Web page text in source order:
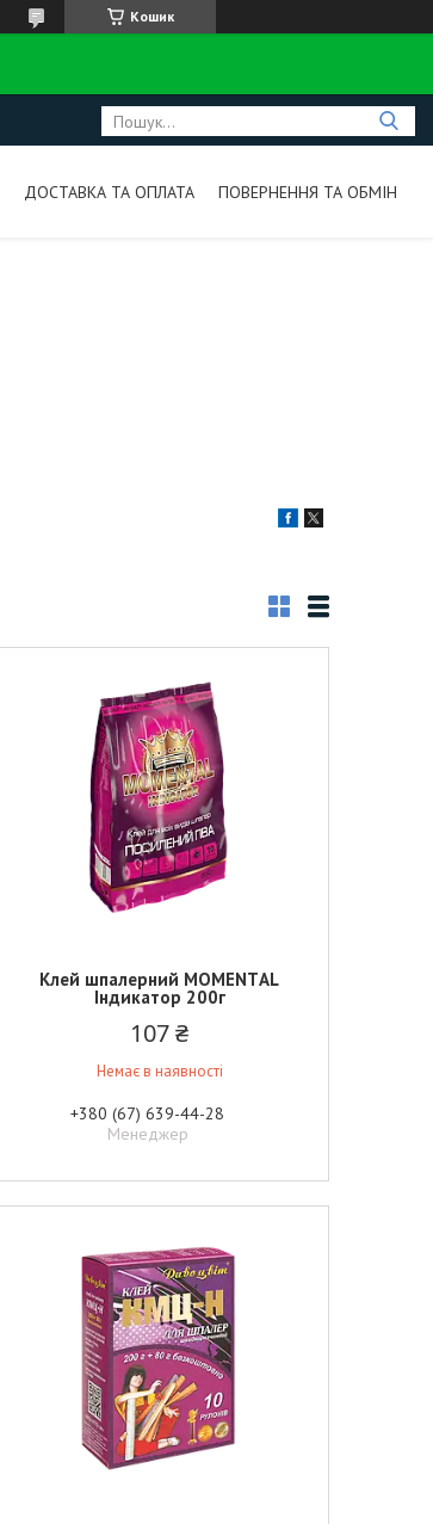
Кошик
ДОСТАВКА ТА ОПЛАТА ПОВЕРНЕННЯ ТА ОБМІН
Клей шпалерний МОМЕNТAL
Індикатор 200г
107 ₴
Немає в наявності
+380 (67) 639-44-28
Менеджер